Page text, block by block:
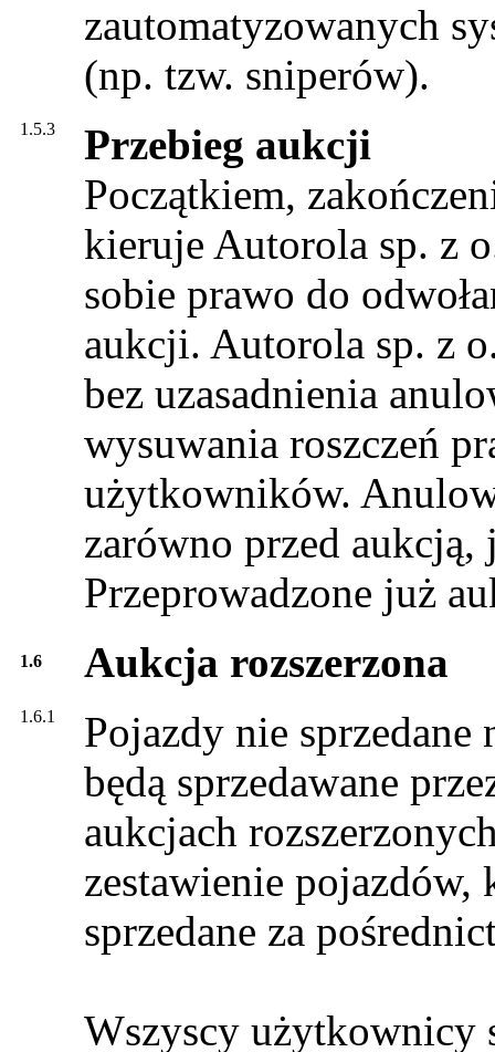
zautomatyzowanych
(np. tzw. sniperów).
1.5.3
Przebieg aukcji
Początkiem,
kieruje Autorola sp. z
sobie prawo do
aukcji. Autorola sp. z
bez uzasadnienia
wysuwania roszczeń
użytkowników.
zarówno przed
Przeprowadzone już
1.6 Aukcja rozszerzona
1.6.1
Pojazdy nie
będą sprzedawane
aukcjach
zestawienie pojazdów,
sprzedane za
Wszyscy użytkownicy